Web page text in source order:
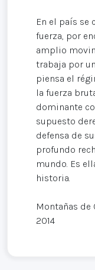
En el país se
fuerza, por
amplio
trabaja por
piensa el
la fuerza
dominante
supuesto
defensa de
profundo
mundo. Es
historia.
Montañas de
2014